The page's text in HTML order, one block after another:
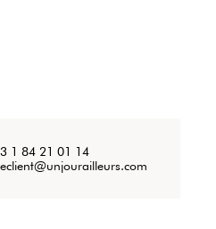
1 84 21 01 14